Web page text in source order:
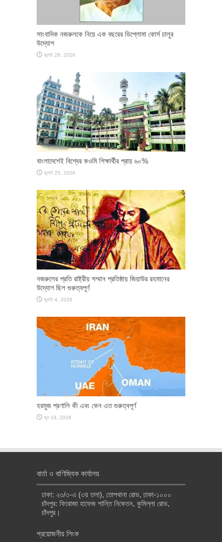
সাংবাদিক নজরুলকে নিয়ে এক বছরের ডিপ্লোমা কোর্স চালুর
উদ্যোগ
জুলাই 26, 2026
বাংলাদেশেই বিশ্বের কওমি শিক্ষার্থীর প্রায় ৬০%
জুলাই 25, 2026
নজরুলের প্রতি রাষ্ট্রীয় সম্মান প্রতিষ্ঠায় জিয়াউর রহমানের
উদ্যোগ ছিল গুরুত্বপূর্ণ
জুলাই 4, 2026
হরমুজ প্রণালি কী এবং কেন এত গুরুত্বপূর্ণ
জুন 19, 2026
বার্তা ও বাণিজ্যিক কার্যালয়
ঢাকা: ২৩/৩-এ (৩য় তলা), তোপখানা রোড, ঢাকা-১০০০
চাঁদপুর: ফিরোজা হাফেজ শান্তি নিকেতন, কুমিল্লা রোড,
চাঁদপুর।
প্রয়োজনীয় লিংক